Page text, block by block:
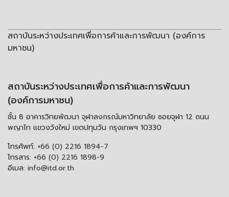
สถาบันระหว่างประเทศเพื่อการค้าและการพัฒนา (องค์การ
มหาชน)
สถาบันระหว่างประเทศเพื่อการค้าและการพัฒนา
(องค์การมหาชน)
ชั้น 8 อาคารวิทยพัฒนา จุฬาลงกรณ์มหาวิทยาลัย ซอยจุฬา 12 ถนน
พญาไท แขวงวังใหม่ เขตปทุมวัน กรุงเทพฯ 10330
โทรศัพท์: +66 (0) 2216 1894-7
โทรสาร: +66 (0) 2216 1898-9
อีเมล: info@itd.or.th